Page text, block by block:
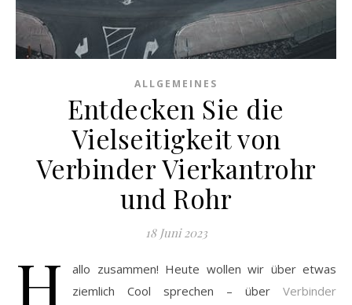
ALLGEMEINES
Entdecken Sie die
Vielseitigkeit von
Verbinder Vierkantrohr
und Rohr
18 Juni 2023
H
allo zusammen! Heute wollen wir über etwas
ziemlich Cool sprechen – über Verbinder